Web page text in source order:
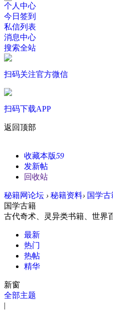
个人中心
今日签到
私信列表
消息中心
搜索全站
扫码关注官方微信
扫码下载APP
返回顶部
收藏本版59
发新帖
回收站
秘籍网论坛 › 秘籍资料› 国学古
国学古籍
古代奇术、灵异类书籍、世界
最新
热门
热帖
精华
新窗
全部主题
|